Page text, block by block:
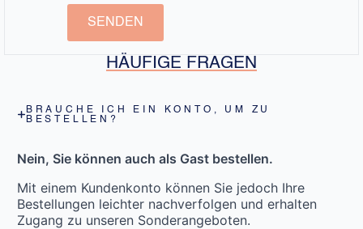
SENDEN
HÄUFIGE FRAGEN
BRAUCHE ICH EIN KONTO, UM ZU
BESTELLEN?
Nein, Sie können auch als Gast bestellen.
Mit einem Kundenkonto können Sie jedoch Ihre
Bestellungen leichter nachverfolgen und erhalten
Zugang zu unseren Sonderangeboten.